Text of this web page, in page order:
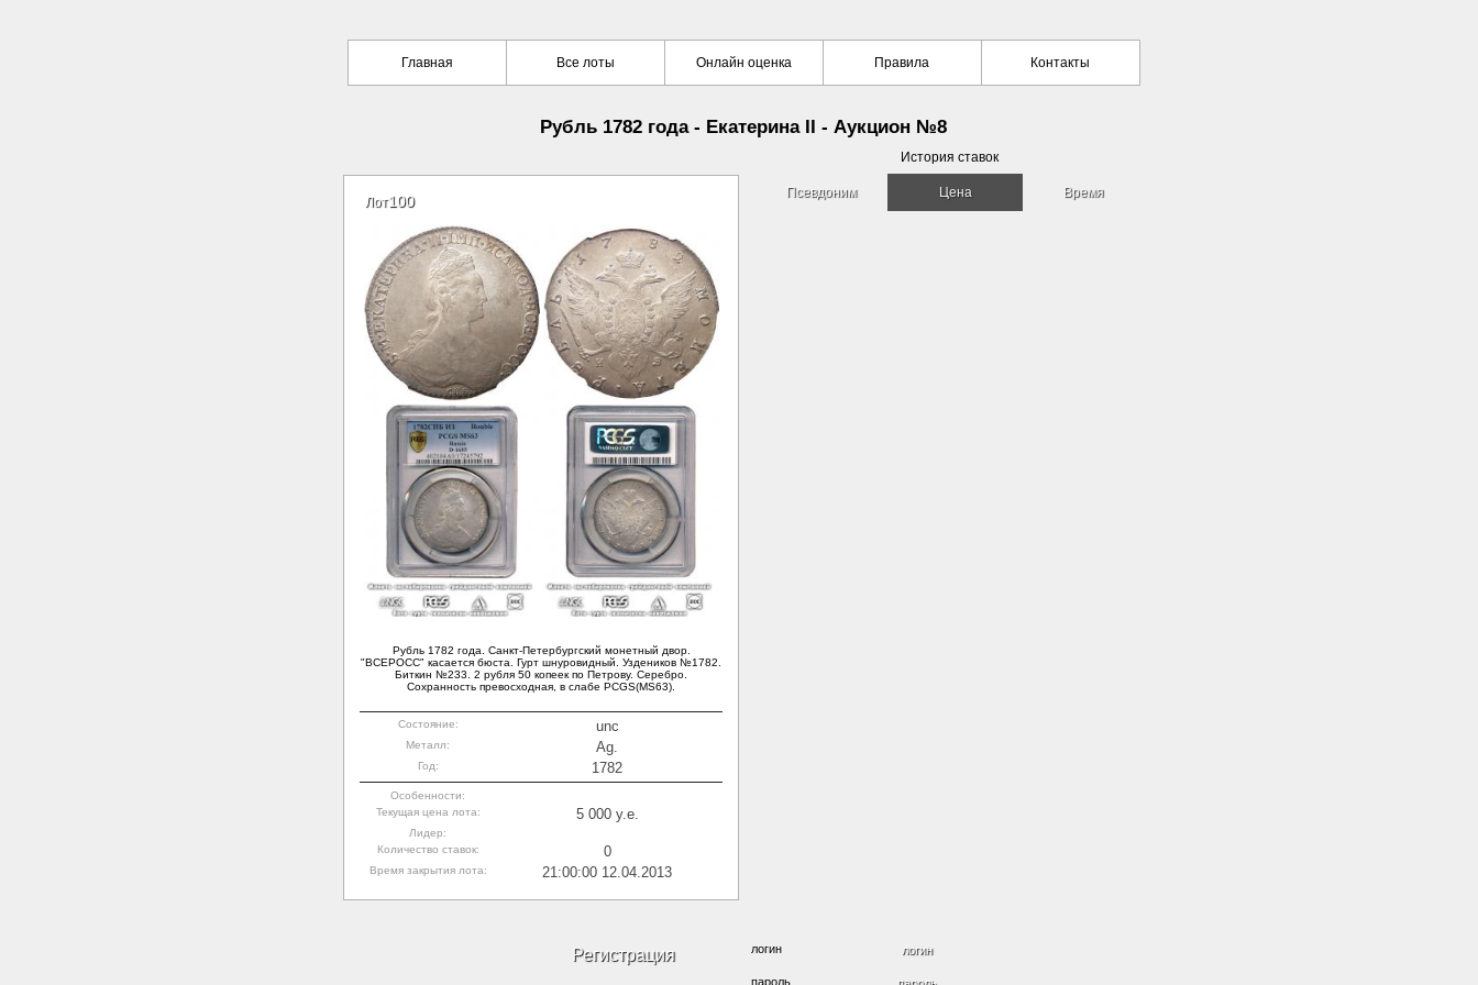
Главная Все лоты Онлайн оценка Правила Контакты
Рубль 1782 года - Екатерина II - Аукцион №8
Лот100
Рубль 1782 года. Санкт-Петербургский монетный двор.
"ВСЕРОСС" касается бюста. Гурт шнуровидный. Уздеников №1782.
Биткин №233. 2 рубля 50 копеек по Петрову. Серебро.
Сохранность превосходная, в слабе PCGS(MS63).
Состояние: unc
Металл: Ag.
Год: 1782
Особенности:
Текущая цена лота:
5 000 y.e.
Лидер:
Количество ставок:
0
Время закрытия лота: 21:00:00 12.04.2013
История ставок
Псевдоним Цена Время
Регистрация логин